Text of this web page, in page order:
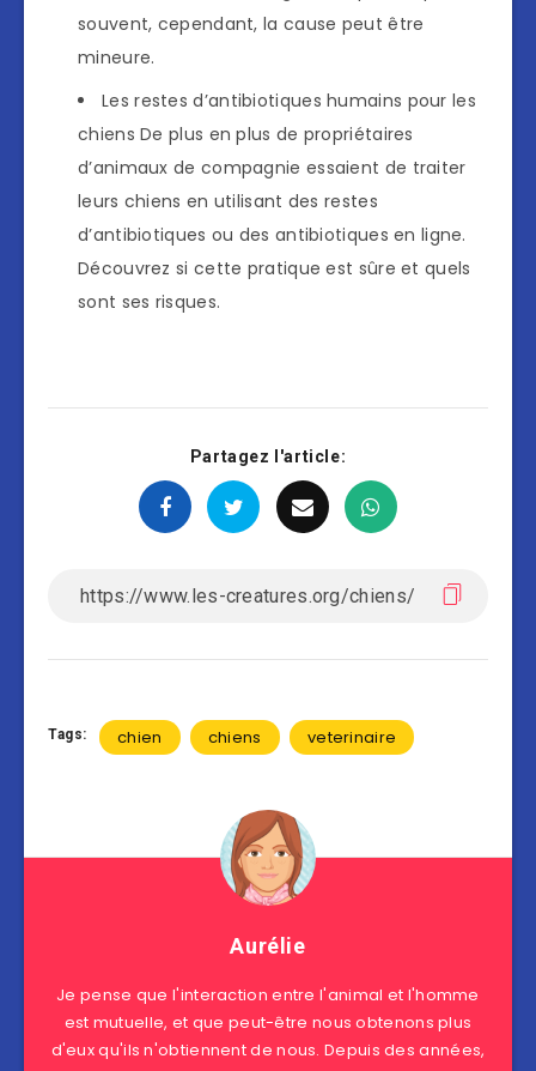
souvent, cependant, la cause peut être
mineure.
Les restes d’antibiotiques humains pour les
chiens De plus en plus de propriétaires
d’animaux de compagnie essaient de traiter
leurs chiens en utilisant des restes
d’antibiotiques ou des antibiotiques en ligne.
Découvrez si cette pratique est sûre et quels
sont ses risques.
Partagez l'article:
Tags: chien chiens veterinaire
Aurélie
Je pense que l'interaction entre l'animal et l'homme
est mutuelle, et que peut-être nous obtenons plus
d'eux qu'ils n'obtiennent de nous. Depuis des années,